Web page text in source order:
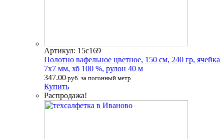
Артикул: 15с169
Полотно вафельное цветное, 150 см, 240 гр, ячейка
7х7 мм, хб 100 %, рулон 40 м
347.00 руб. за погонный метр
Купить
Распродажа!